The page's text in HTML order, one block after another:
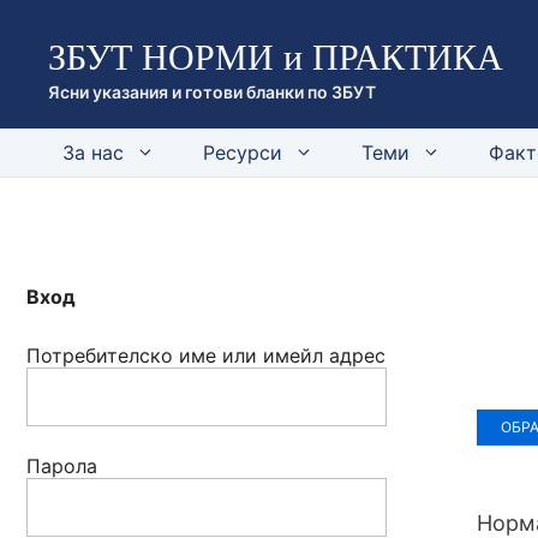
съдържанието
ЗБУТ НОРМИ и ПРАКТИКА
Ясни указания и готови бланки по ЗБУТ
За нас Ресурси Теми
Вход
Потребителско име или имейл адрес
Парола